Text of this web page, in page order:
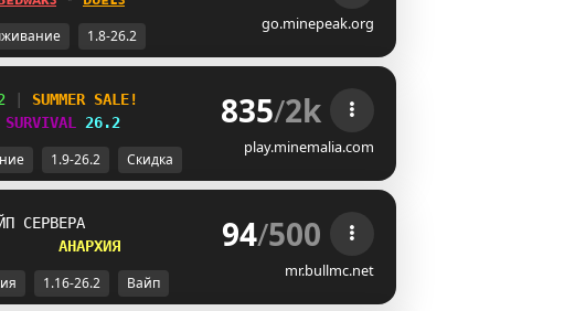
go.minepeak.org
1.8-26.2
SUMMER SALE!
SURVIVAL 26.2 835/2k
play.minemalia.com
1.9-26.2 Скидка
СЕРВЕРА
АНАРХИЯ 94/500
mr.bullmc.net
1.16-26.2 Вайп